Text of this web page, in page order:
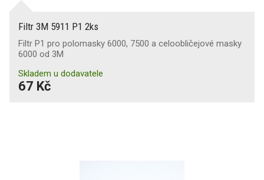
Filtr 3M 5911 P1 2ks
Filtr P1 pro polomasky 6000, 7500 a celoobličejové masky
6000 od 3M
Skladem u dodavatele
67 Kč